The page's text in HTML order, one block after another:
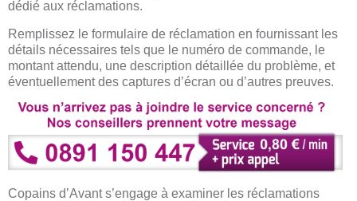
dédié aux réclamations.
Remplissez le formulaire de réclamation en fournissant les
détails nécessaires tels que le numéro de commande, le
montant attendu, une description détaillée du problème, et
éventuellement des captures d’écran ou d’autres preuves.
Copains d’Avant s’engage à examiner les réclamations